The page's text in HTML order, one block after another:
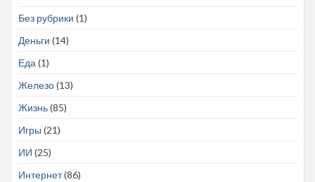
Без рубрики (1)
Деньги (14)
Еда (1)
Железо(13)
Жизнь(85)
Игры (21)
ИИ (25)
Интернет(86)